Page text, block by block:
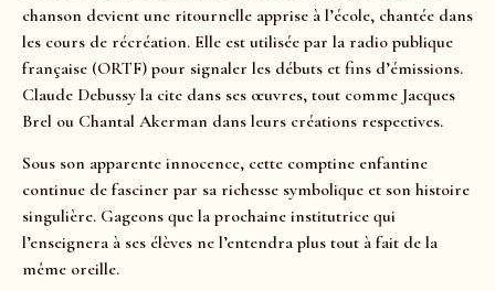
chanson devient une ritournelle apprise à l’école, chantée dans
les cours de récréation. Elle est utilisée par la radio publique
française (ORTF) pour signaler les débuts et fins d’émissions.
Claude Debussy la cite dans ses œuvres, tout comme Jacques
Brel ou Chantal Akerman dans leurs créations respectives.
Sous son apparente innocence, cette comptine enfantine
continue de fasciner par sa richesse symbolique et son histoire
singulière. Gageons que la prochaine institutrice qui
l’enseignera à ses élèves ne l’entendra plus tout à fait de la
même oreille.